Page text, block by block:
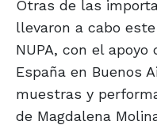
Otras de las
llevaron a cabo
NUPA, con el
España en Buenos
muestras y
de Magdalena